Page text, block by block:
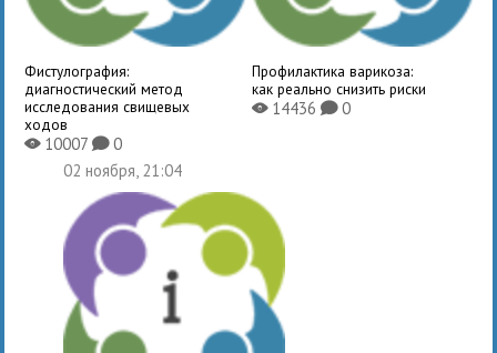
Фистулография:
диагностический метод
исследования свищевых
ходов
X10007K0
Профилактика варикоза:
как реально снизить риски
X14436 K0
02 ноября, 21:04